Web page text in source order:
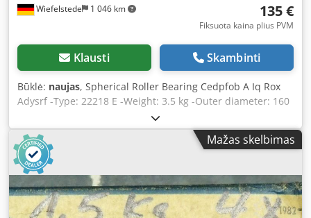
Wiefelstede 1 046 km 135 €
Fiksuota kaina plius PVM
Klausti Skambinti
Būklė: naujas, Spherical Roller Bearing Cedpfob A Iq Rox
Adysrf -Type: 22218 E -Weight: 3.5 kg -Outer diameter: 160
mm -Width: 40 mm -Inner diameter: 90 mm
Mažas skelbimas